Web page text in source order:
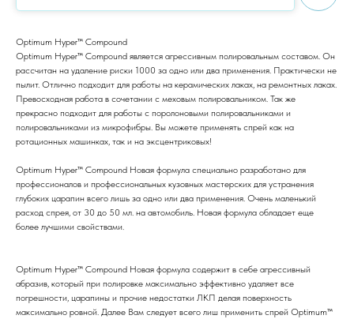
Optimum Hyper™ Compound
Optimum Hyper™ Compound является агрессивным полировальным составом. Он
рассчитан на удаление риски 1000 за одно или два применения. Практически не
пылит. Отлично подходит для работы на керамических лаках, на ремонтных лаках.
Превосходная работа в сочетании с меховым полировальником. Так же
прекрасно подходит для работы с поролоновыми полировальниками и
полировальниками из микрофибры. Вы можете применять спрей как на
ротационных машинках, так и на эксцентриковых!
Optimum Hyper™ Compound Новая формула специально разработано для
профессионалов и профессиональных кузовных мастерских для устранения
глубоких царапин всего лишь за одно или два применения. Очень маленький
расход спрея, от 30 до 50 мл. на автомобиль. Новая формула обладает еще
более лучшими свойствами.
Optimum Hyper™ Compound Новая формула содержит в себе агрессивный
абразив, который при полировке максимально эффективно удаляет все
погрешности, царапины и прочие недостатки ЛКП делая поверхность
максимально ровной. Далее Вам следует всего лиш применить спрей Optimum™